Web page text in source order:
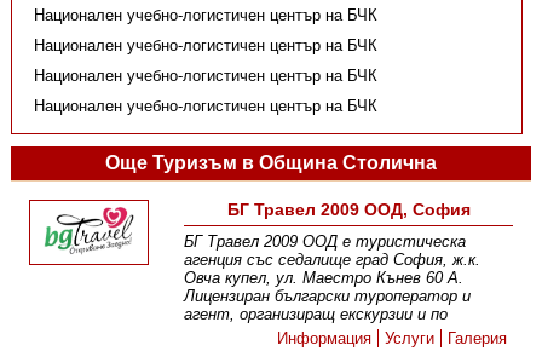
Национален учебно-логистичен център на БЧК
Национален учебно-логистичен център на БЧК
Национален учебно-логистичен център на БЧК
Национален учебно-логистичен център на БЧК
Още Туризъм в Община Столична
БГ Травел 2009 ООД, София
БГ Травел 2009 ООД е туристическа
агенция със седалище град София, ж.к.
Овча купел, ул. Маестро Кънев 60 А.
Лицензиран български туроператор и
агент, организиращ екскурзии и по
Информация
Услуги Галерия